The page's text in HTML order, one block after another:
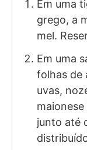
Em uma
grego, a
mel.
Em uma
folhas de
uvas,
junto até